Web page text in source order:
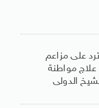
على مزاعم
مواطنة
الدولى